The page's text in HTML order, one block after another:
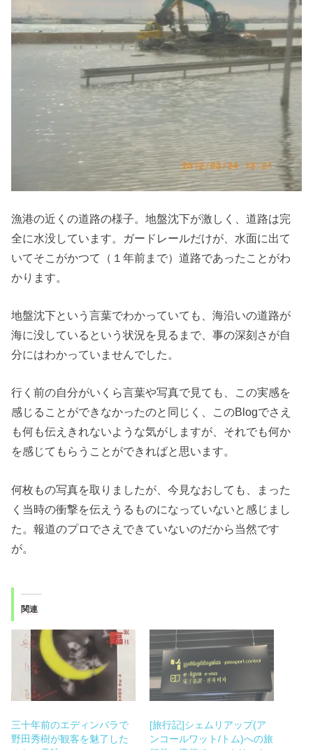
漁港の近くの道路の様子。地盤沈下が激しく、道路は完
全に水没しています。ガードレールだけが、水面に出て
いてそこがかつて（１年前まで）道路であったことがわ
かります。
地盤沈下という言葉でわかっていても、海沿いの道路が
海に没しているという状況を見るまで、事の深刻さが自
分にはわかっていませんでした。
行く前の自分がいくら言葉や写真で見ても、この実感を
感じることができなかったのと同じく、このBlogでさえ
も何も伝えきれないような気がしますが、それでも何か
を感じてもらうことができればと思います。
何枚もの写真を取りましたが、今見なおしても、まった
く当時の衝撃を伝えうるものになっていないと感じまし
た。報道のプロでさえできていないのだから当然です
が。
関連
三十年前のエディンバラで
野田秀樹が観客を魅了した
[旅行記]シェムリアップ(ア
ンコールワット/トム)への旅